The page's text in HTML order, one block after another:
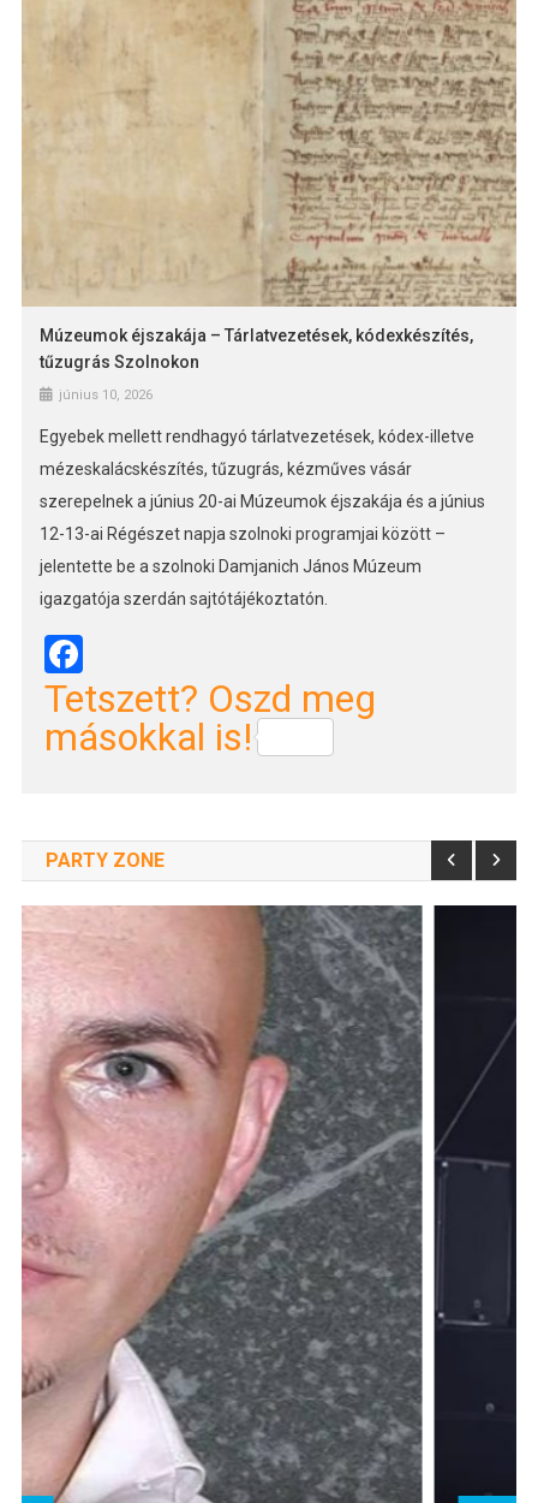
Múzeumok éjszakája – Tárlatvezetések, kódexkészítés,
tűzugrás Szolnokon
június 10, 2026
Egyebek mellett rendhagyó tárlatvezetések, kódex-illetve
mézeskalácskészítés, tűzugrás, kézműves vásár
szerepelnek a június 20-ai Múzeumok éjszakája és a június
12-13-ai Régészet napja szolnoki programjai között –
jelentette be a szolnoki Damjanich János Múzeum
igazgatója szerdán sajtótájékoztatón.
Tetszett? Oszd meg
másokkal is!
PARTY ZONE